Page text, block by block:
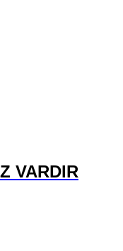
VARDIR